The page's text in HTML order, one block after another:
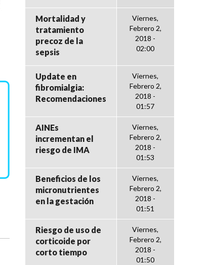
Mortalidad y
tratamiento
precoz de la
sepsis
Viernes,
Febrero 2,
2018 -
02:00
Update en
fibromialgia:
Recomendaciones
Viernes,
Febrero 2,
2018 -
01:57
AINEs
incrementan el
riesgo de IMA
Viernes,
Febrero 2,
2018 -
01:53
Beneficios de los
micronutrientes
en la gestación
Viernes,
Febrero 2,
2018 -
01:51
Riesgo de uso de
corticoide por
corto tiempo
Viernes,
Febrero 2,
2018 -
01:50